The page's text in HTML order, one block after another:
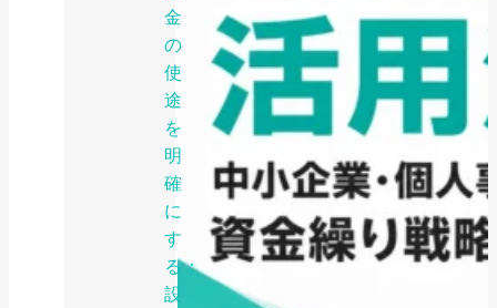
金
の
使
途
を
明
確
に
す
る：
設